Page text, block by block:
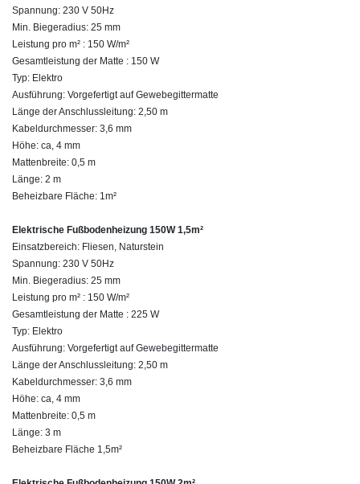
Spannung: 230 V 50Hz
Min. Biegeradius: 25 mm
Leistung pro m² : 150 W/m²
Gesamtleistung der Matte : 150 W
Typ: Elektro
Ausführung: Vorgefertigt auf Gewebegittermatte
Länge der Anschlussleitung: 2,50 m
Kabeldurchmesser: 3,6 mm
Höhe: ca, 4 mm
Mattenbreite: 0,5 m
Länge: 2 m
Beheizbare Fläche: 1m²
Elektrische Fußbodenheizung 150W 1,5m²
Einsatzbereich: Fliesen, Naturstein
Spannung: 230 V 50Hz
Min. Biegeradius: 25 mm
Leistung pro m² : 150 W/m²
Gesamtleistung der Matte : 225 W
Typ: Elektro
Ausführung: Vorgefertigt auf Gewebegittermatte
Länge der Anschlussleitung: 2,50 m
Kabeldurchmesser: 3,6 mm
Höhe: ca, 4 mm
Mattenbreite: 0,5 m
Länge: 3 m
Beheizbare Fläche 1,5m²